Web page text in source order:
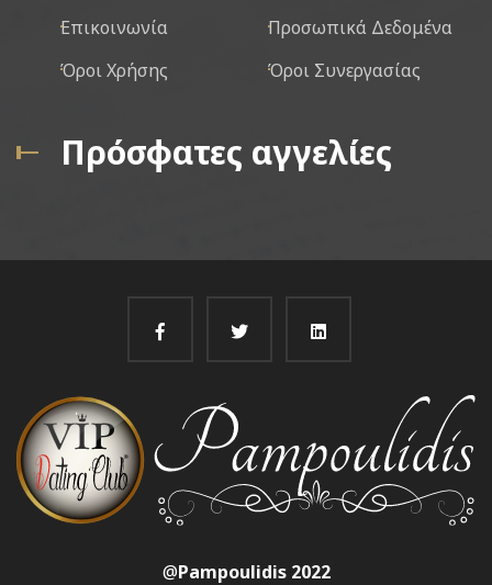
Επικοινωνία
Προσωπικά Δεδομένα
Όροι Χρήσης
Όροι Συνεργασίας
Πρόσφατες αγγελίες
@Pampoulidis 2022